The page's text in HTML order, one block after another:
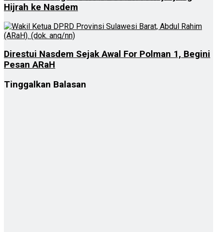
Hijrah ke Nasdem
Direstui Nasdem Sejak Awal For Polman 1, Begini
Pesan ARaH
Tinggalkan Balasan